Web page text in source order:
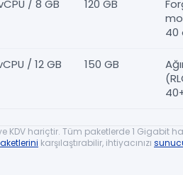
/ 8 GB 120 GB
40
/ 12 GB 150 GB
KDV hariçtir. Tüm paketlerde 1 Gigabit
karşılaştırabilir, ihtiyacınızı